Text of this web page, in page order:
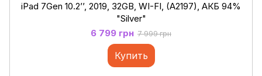
iPad 7Gen 10.2’’, 2019, 32GB, WI-FI, (A2197), АКБ 94%
"Silver"
6 799 грн 7 999 грн
Купить